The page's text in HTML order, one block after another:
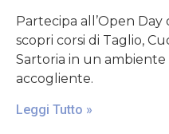
Partecipa all’Open Day
scopri corsi di Taglio,
Sartoria in un ambiente
accogliente.
Leggi Tutto »